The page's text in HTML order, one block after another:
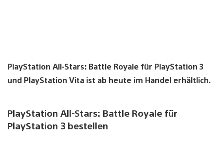
PlayStation All-Stars: Battle Royale für PlayStation 3
und PlayStation Vita ist ab heute im Handel erhältlich.
PlayStation All-Stars: Battle Royale für
PlayStation 3 bestellen